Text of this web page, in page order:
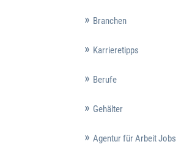
Branchen
Karrieretipps
Berufe
Gehälter
Agentur für Arbeit Jobs